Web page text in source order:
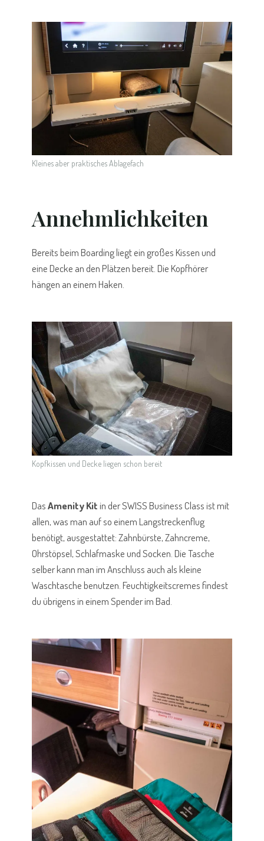
Kleines aber praktisches Ablagefach
Annehmlichkeiten
Bereits beim Boarding liegt ein großes Kissen und
eine Decke an den Plätzen bereit. Die Kopfhörer
hängen an einem Haken.
Kopfkissen und Decke liegen schon bereit
DasAmenity Kitin der SWISS Business Class ist mit
allen, was man auf so einem Langstreckenflug
benötigt, ausgestattet: Zahnbürste, Zahncreme,
Ohrstöpsel, Schlafmaske und Socken. Die Tasche
selber kann man im Anschluss auch als kleine
Waschtasche benutzen. Feuchtigkeitscremes findest
du übrigens in einem Spender im Bad.